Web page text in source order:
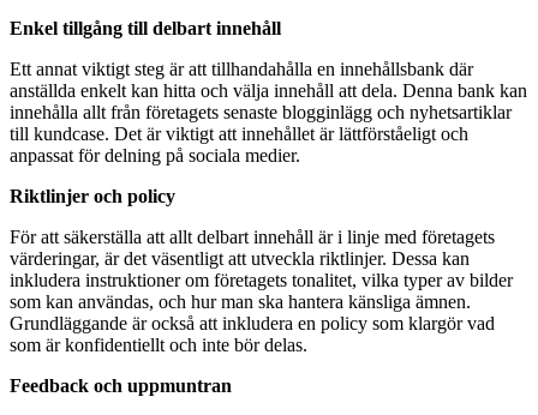
Enkel tillgång till delbart innehåll
Ett annat viktigt steg är att tillhandahålla en innehållsbank där
anställda enkelt kan hitta och välja innehåll att dela. Denna bank kan
innehålla allt från företagets senaste blogginlägg och nyhetsartiklar
till kundcase. Det är viktigt att innehållet är lättförståeligt och
anpassat för delning på sociala medier.
Riktlinjer och policy
För att säkerställa att allt delbart innehåll är i linje med företagets
värderingar, är det väsentligt att utveckla riktlinjer. Dessa kan
inkludera instruktioner om företagets tonalitet, vilka typer av bilder
som kan användas, och hur man ska hantera känsliga ämnen.
Grundläggande är också att inkludera en policy som klargör vad
som är konfidentiellt och inte bör delas.
Feedback och uppmuntran